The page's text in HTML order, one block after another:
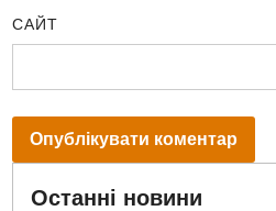
САЙТ
Останні новини